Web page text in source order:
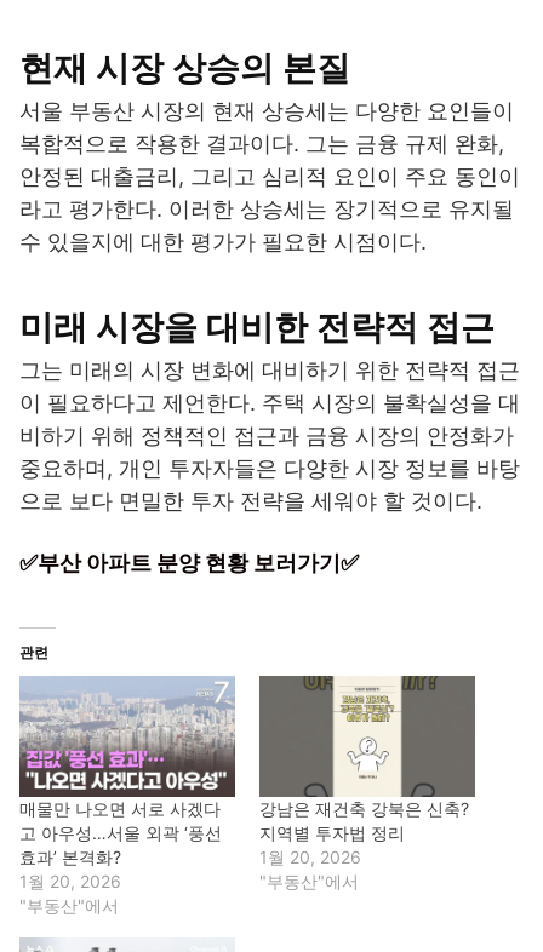
현재 시장 상승의 본질
서울 부동산 시장의 현재 상승세는 다양한 요인들이
복합적으로 작용한 결과이다. 그는 금융 규제 완화,
안정된 대출금리, 그리고 심리적 요인이 주요 동인이
라고 평가한다. 이러한 상승세는 장기적으로 유지될
수 있을지에 대한 평가가 필요한 시점이다.
미래 시장을 대비한 전략적 접근
그는 미래의 시장 변화에 대비하기 위한 전략적 접근
이 필요하다고 제언한다. 주택 시장의 불확실성을 대
비하기 위해 정책적인 접근과 금융 시장의 안정화가
중요하며, 개인 투자자들은 다양한 시장 정보를 바탕
으로 보다 면밀한 투자 전략을 세워야 할 것이다.
✅부산 아파트 분양 현황 보러가기✅
관련
매물만 나오면 서로 사겠다
고 아우성…서울 외곽 ‘풍선
효과’ 본격화?
1월 20, 2026
"부동산"에서
강남은 재건축 강북은 신축?
지역별 투자법 정리
1월 20, 2026
"부동산"에서